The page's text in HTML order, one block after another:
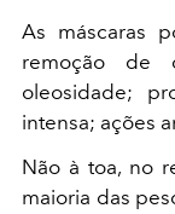
As máscaras
remoção de
oleosidade;
intensa; ações
Não à toa, no
maioria das